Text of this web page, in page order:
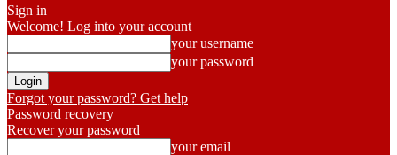
Sign in
Welcome! Log into your account
your username
your password
Forgot your password? Get help
Password recovery
Recover your password
your email